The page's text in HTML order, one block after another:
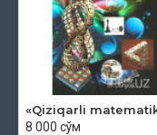
«Qiziqarli
8 000 сўм